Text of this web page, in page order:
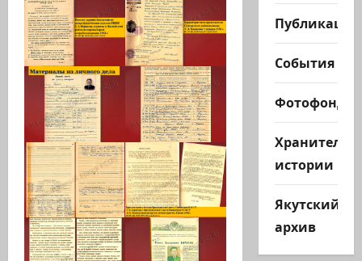
Публикации
События
Фотофонд
Хранители
истории
Якутский
архив